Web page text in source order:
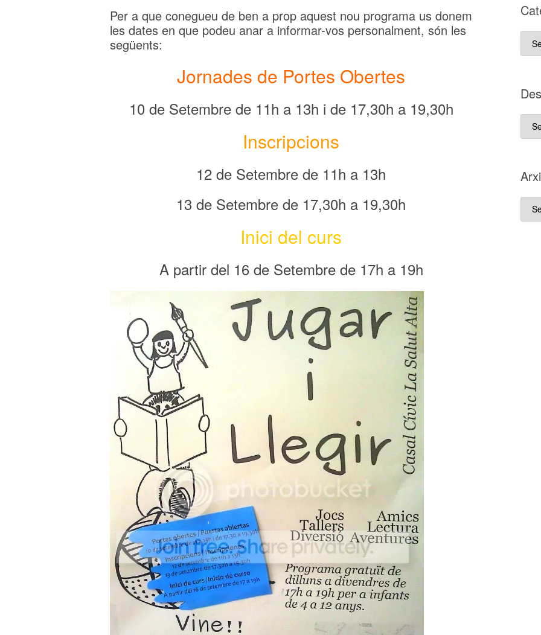
Per a que conegueu de ben a prop aquest nou programa us donem
les dates en que podeu anar a informar-vos personalment, són les
següents:
Jornades de Portes Obertes
10 de Setembre de 11h a 13h i de 17,30h a 19,30h
Inscripcions
12 de Setembre de 11h a 13h
13 de Setembre de 17,30h a 19,30h
Inici del curs
A partir del 16 de Setembre de 17h a 19h
del
D
D es
que